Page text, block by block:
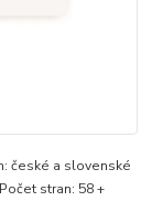
české a slovenské
stran: 58 +